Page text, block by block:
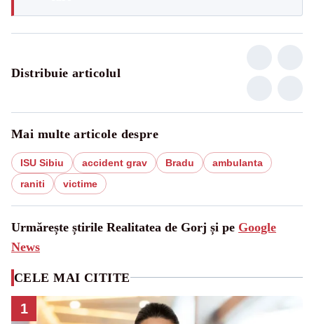
Distribuie articolul
Mai multe articole despre
ISU Sibiu accident grav Bradu
ambulanta
raniti
victime
Urmărește știrile Realitatea de Gorj și pe Google
News
CELE MAI CITITE
1